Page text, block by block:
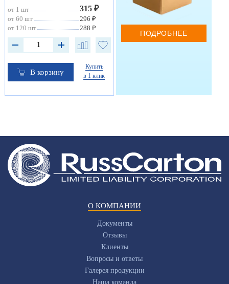
от 1 шт 315 ₽
от 60 шт
296 ₽
от 120 шт
288 ₽
В корзину
Купить
в 1 клик
ПОДРОБНЕЕ
О КОМПАНИИ
Документы
Отзывы
Клиенты
Вопросы и ответы
Галерея продукции
Наша команда